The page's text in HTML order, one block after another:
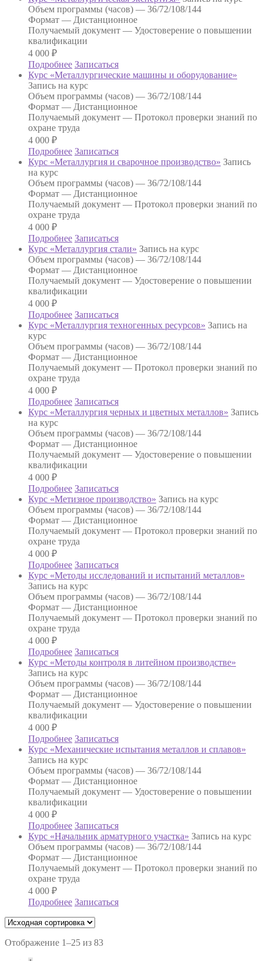
Объем программы (часов) — 36/72/108/144
Формат — Дистанционное
Получаемый документ — Удостоверение о повышении
квалификации
4 000 ₽
Подробнее Записаться
Курс «Металлургические машины и оборудование»
Запись на курс
Объем программы (часов) — 36/72/108/144
Формат — Дистанционное
Получаемый документ — Протокол проверки знаний по
охране труда
4 000 ₽
Подробнее Записаться
Курс «Металлургия и сварочное производство» Запись
на курс
Объем программы (часов) — 36/72/108/144
Формат — Дистанционное
Получаемый документ — Протокол проверки знаний по
охране труда
4 000 ₽
Подробнее Записаться
Курс «Металлургия стали» Запись на курс
Объем программы (часов) — 36/72/108/144
Формат — Дистанционное
Получаемый документ — Удостоверение о повышении
квалификации
4 000 ₽
Подробнее Записаться
Курс «Металлургия техногенных ресурсов» Запись на
курс
Объем программы (часов) — 36/72/108/144
Формат — Дистанционное
Получаемый документ — Протокол проверки знаний по
охране труда
4 000 ₽
Подробнее Записаться
Курс «Металлургия черных и цветных металлов» Запись
на курс
Объем программы (часов) — 36/72/108/144
Формат — Дистанционное
Получаемый документ — Удостоверение о повышении
квалификации
4 000 ₽
Подробнее Записаться
Курс «Метизное производство» Запись на курс
Объем программы (часов) — 36/72/108/144
Формат — Дистанционное
Получаемый документ — Протокол проверки знаний по
охране труда
4 000 ₽
Подробнее Записаться
Курс «Методы исследований и испытаний металлов»
Запись на курс
Объем программы (часов) — 36/72/108/144
Формат — Дистанционное
Получаемый документ — Протокол проверки знаний по
охране труда
4 000 ₽
Подробнее Записаться
Курс «Методы контроля в литейном производстве»
Запись на курс
Объем программы (часов) — 36/72/108/144
Формат — Дистанционное
Получаемый документ — Удостоверение о повышении
квалификации
4 000 ₽
Подробнее Записаться
Курс «Механические испытания металлов и сплавов»
Запись на курс
Объем программы (часов) — 36/72/108/144
Формат — Дистанционное
Получаемый документ — Удостоверение о повышении
квалификации
4 000 ₽
Подробнее Записаться
Курс «Начальник арматурного участка» Запись на курс
Объем программы (часов) — 36/72/108/144
Формат — Дистанционное
Получаемый документ — Протокол проверки знаний по
охране труда
4 000 ₽
Подробнее Записаться
Отображение 1–25 из 83